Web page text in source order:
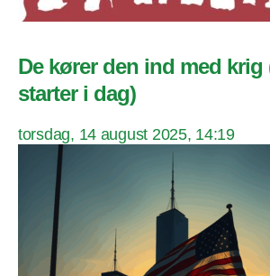
De kører den ind med krig
starter i dag)
torsdag, 14 august 2025, 14:19